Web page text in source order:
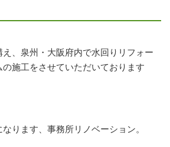
、泉州・大阪府内で水回りリフォー
の施工をさせていただいております
ります、事務所リノベーション。